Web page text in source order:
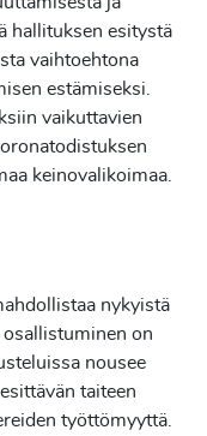
hallituksen esitystä
vaihtoehtona
estämiseksi.
vaikuttavien
keinovalikoimaa.
nykyistä
osallistuminen on
nousee
taiteen
työttömyyttä.